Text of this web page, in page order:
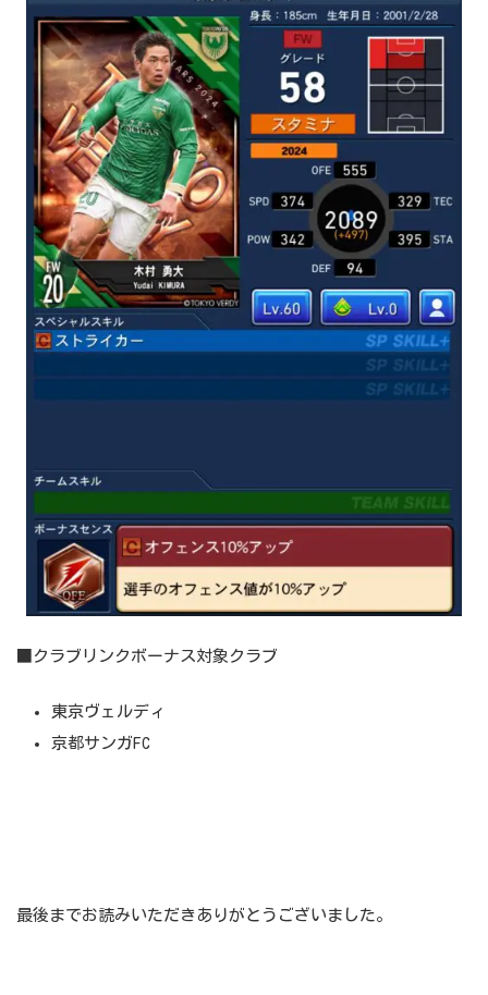
■クラブリンクボーナス対象クラブ
東京ヴェルディ
京都サンガFC
最後までお読みいただきありがとうございました。